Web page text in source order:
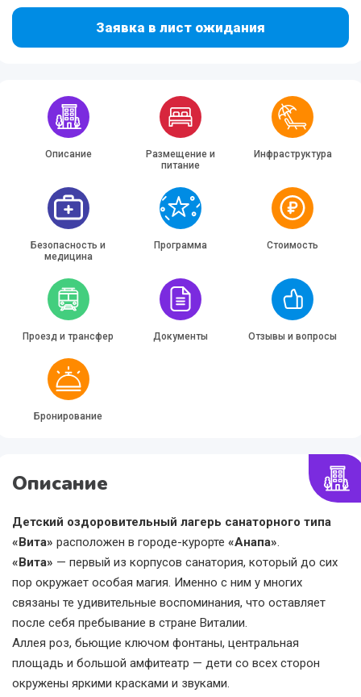
Заявка в лист ожидания
Описание
Размещение и
питание
Инфраструктура
Безопасность и
медицина
Программа Стоимость
Проезд и трансфер Документы Отзывы и вопросы
Бронирование
Описание
Детский оздоровительный лагерь санаторного типа
«Вита» расположен в городе-курорте «Анапа».
«Вита» — первый из корпусов санатория, который до сих
пор окружает особая магия. Именно с ним у многих
связаны те удивительные воспоминания, что оставляет
после себя пребывание в стране Виталии.
Аллея роз, бьющие ключом фонтаны, центральная
площадь и большой амфитеатр — дети со всех сторон
окружены яркими красками и звуками.